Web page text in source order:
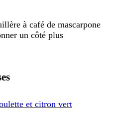
à café de mascarpone
un côté plus
et citron vert